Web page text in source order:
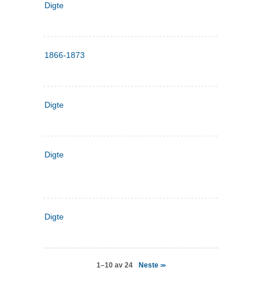
Digte
1866-1873
Digte
Digte
Digte
1–10 av 24 Neste>>